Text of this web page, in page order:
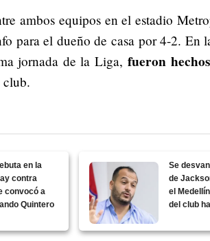
ambos equipos en el estadio
para el dueño de casa por 4-2. En
jornada de la Liga, fueron
club.
en la
contra
convocó a
Quintero
Se
de
el
del club